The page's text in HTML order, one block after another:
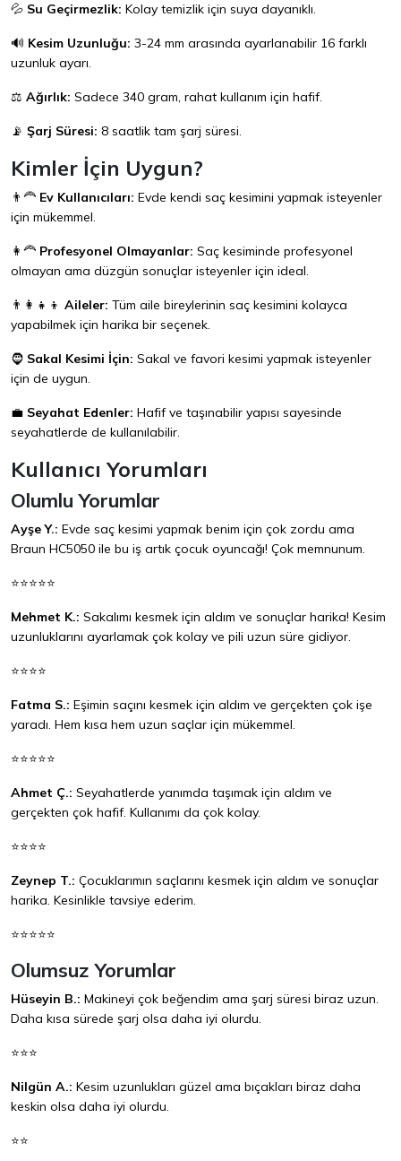
💦 Su Geçirmezlik: Kolay temizlik için suya dayanıklı.
🔊 Kesim Uzunluğu: 3-24 mm arasında ayarlanabilir 16 farklı
uzunluk ayarı.
⚖️ Ağırlık: Sadece 340 gram, rahat kullanım için hafif.
📡 Şarj Süresi: 8 saatlik tam şarj süresi.
Kimler İçin Uygun?
👨‍🦰 Ev Kullanıcıları: Evde kendi saç kesimini yapmak isteyenler
için mükemmel.
👩‍🦰 Profesyonel Olmayanlar: Saç kesiminde profesyonel
olmayan ama düzgün sonuçlar isteyenler için ideal.
👨‍👩‍👧‍👦 Aileler: Tüm aile bireylerinin saç kesimini kolayca
yapabilmek için harika bir seçenek.
🧔 Sakal Kesimi İçin: Sakal ve favori kesimi yapmak isteyenler
için de uygun.
💼 Seyahat Edenler: Hafif ve taşınabilir yapısı sayesinde
seyahatlerde de kullanılabilir.
Kullanıcı Yorumları
Olumlu Yorumlar
Ayşe Y.: Evde saç kesimi yapmak benim için çok zordu ama
Braun HC5050 ile bu iş artık çocuk oyuncağı! Çok memnunum.
⭐⭐⭐⭐⭐
Mehmet K.: Sakalımı kesmek için aldım ve sonuçlar harika! Kesim
uzunluklarını ayarlamak çok kolay ve pili uzun süre gidiyor.
⭐⭐⭐⭐
Fatma S.: Eşimin saçını kesmek için aldım ve gerçekten çok işe
yaradı. Hem kısa hem uzun saçlar için mükemmel.
⭐⭐⭐⭐⭐
Ahmet Ç.: Seyahatlerde yanımda taşımak için aldım ve
gerçekten çok hafif. Kullanımı da çok kolay.
⭐⭐⭐⭐
Zeynep T.: Çocuklarımın saçlarını kesmek için aldım ve sonuçlar
harika. Kesinlikle tavsiye ederim.
⭐⭐⭐⭐⭐
Olumsuz Yorumlar
Hüseyin B.: Makineyi çok beğendim ama şarj süresi biraz uzun.
Daha kısa sürede şarj olsa daha iyi olurdu.
⭐⭐⭐
Nilgün A.: Kesim uzunlukları güzel ama bıçakları biraz daha
keskin olsa daha iyi olurdu.
⭐⭐